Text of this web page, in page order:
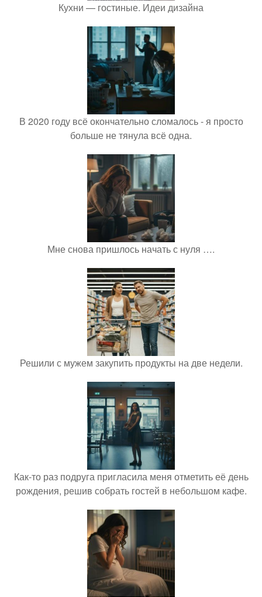
Кухни — гостиные. Идеи дизайна
В 2020 году всё окончательно сломалось - я просто
больше не тянула всё одна.
Мне снова пришлось начать с нуля ….
Решили с мужем закупить продукты на две недели.
Как-то раз подруга пригласила меня отметить её день
рождения, решив собрать гостей в небольшом кафе.